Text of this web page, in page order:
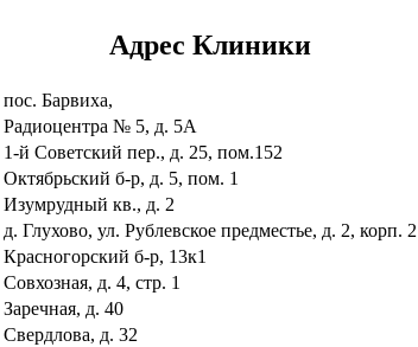
Адрес Клиники
пос. Барвиха,
Радиоцентра № 5, д. 5А
1-й Советский пер., д. 25, пом.152
Октябрьский б-р, д. 5, пом. 1
Изумрудный кв., д. 2
д. Глухово, ул. Рублевское предместье, д. 2, корп. 2
Красногорский б-р, 13к1
Совхозная, д. 4, стр. 1
Заречная, д. 40
Свердлова, д. 32